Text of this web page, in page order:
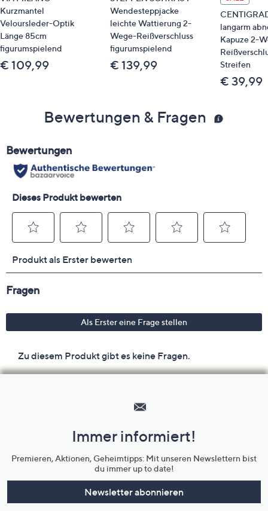
Kurzmantel
Veloursleder-Optik
Länge 85cm
figurumspielend
€ 109,99
Wendesteppjacke
leichte Wattierung 2-
Wege-Reißverschluss
figurumspielend
€ 139,99
langarm
Kapuze 2-
Streifen
€ 39,99
Bewertungen & Fragen
Unternehmensinformationen
Immer informiert!
Premieren, Aktionen, Geheimtipps: Mit unseren Newslettern bist
du immer up to date!
Newsletter abonnieren